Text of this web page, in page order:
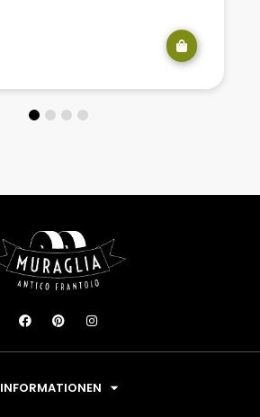
INFORMATIONEN